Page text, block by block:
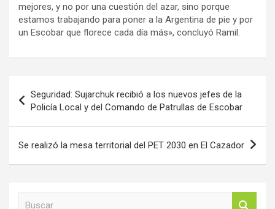
mejores, y no por una cuestión del azar, sino porque
estamos trabajando para poner a la Argentina de pie y por
un Escobar que florece cada día más», concluyó Ramil.
de
entradas
Seguridad: Sujarchuk recibió a los nuevos jefes de la
Policía Local y del Comando de Patrullas de Escobar
Se realizó la mesa territorial del PET 2030 en El Cazador